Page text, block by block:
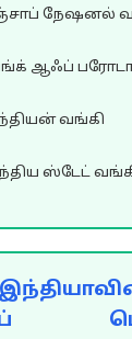
நேஷனல்
ஆஃப்
வங்கி
ஸ்டேட்